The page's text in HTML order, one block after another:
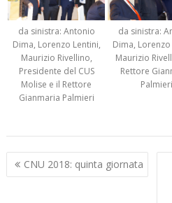
da sinistra: Antonio
Dima, Lorenzo Lentini,
Maurizio Rivellino,
Presidente del CUS
Molise e il Rettore
Gianmaria Palmieri
da sinistra:
Dima,
Maurizio
Rettore
Palmieri
Navigazione
articoli
CNU 2018: quinta giornata